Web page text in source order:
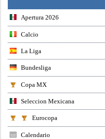
Apertura 2026
Calcio
La Liga
Bundesliga
Copa MX
Seleccion Mexicana
Eurocopa
Calendario